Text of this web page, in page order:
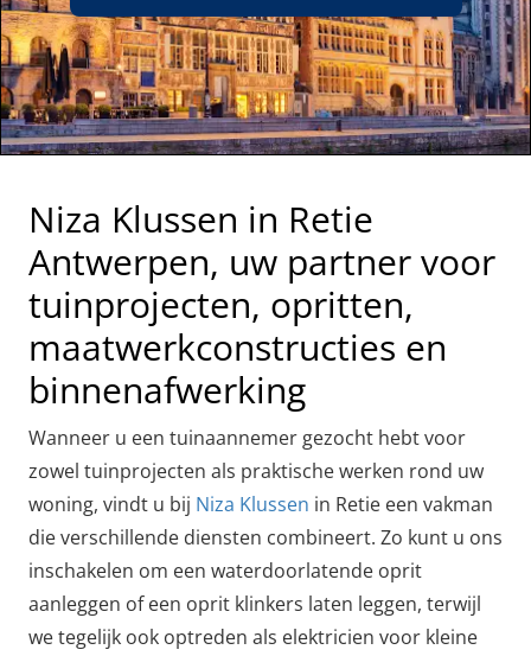
Niza Klussen in Retie
Antwerpen, uw partner voor
tuinprojecten, opritten,
maatwerkconstructies en
binnenafwerking
Wanneer u een tuinaannemer gezocht hebt voor
zowel tuinprojecten als praktische werken rond uw
woning, vindt u bij Niza Klussen in Retie een vakman
die verschillende diensten combineert. Zo kunt u ons
inschakelen om een waterdoorlatende oprit
aanleggen of een oprit klinkers laten leggen, terwijl
we tegelijk ook optreden als elektricien voor kleine